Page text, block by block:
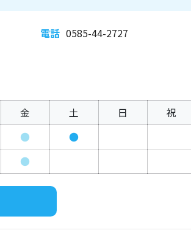
電話 0585-44-2727
金 土 日 祝
● ●
●